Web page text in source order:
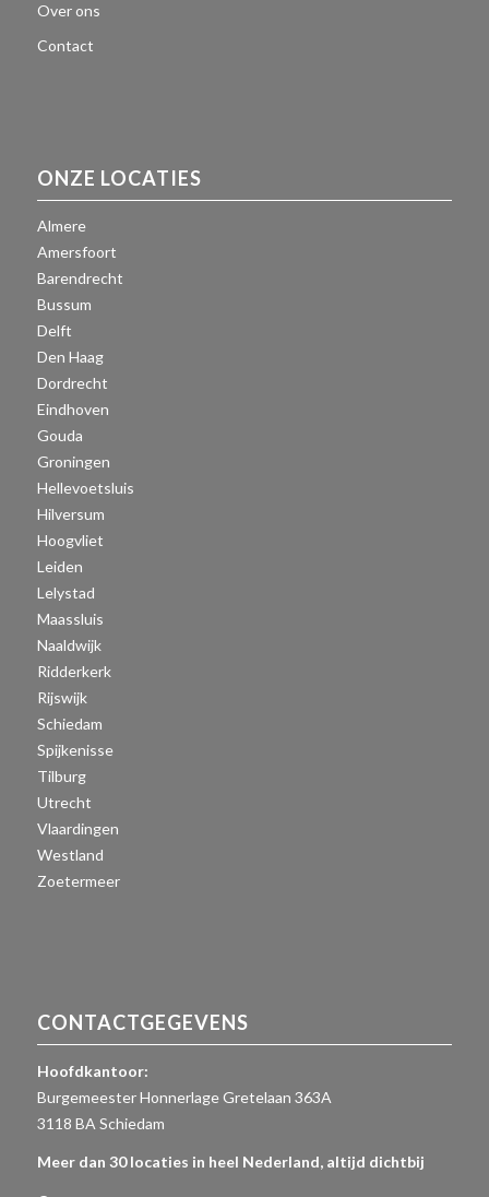
Over ons
Contact
ONZE LOCATIES
Almere
Amersfoort
Barendrecht
Bussum
Delft
Den Haag
Dordrecht
Eindhoven
Gouda
Groningen
Hellevoetsluis
Hilversum
Hoogvliet
Leiden
Lelystad
Maassluis
Naaldwijk
Ridderkerk
Rijswijk
Schiedam
Spijkenisse
Tilburg
Utrecht
Vlaardingen
Westland
Zoetermeer
CONTACTGEGEVENS
Hoofdkantoor:
Burgemeester Honnerlage Gretelaan 363A
3118 BA Schiedam
Meer dan 30 locaties in heel Nederland, altijd dichtbij